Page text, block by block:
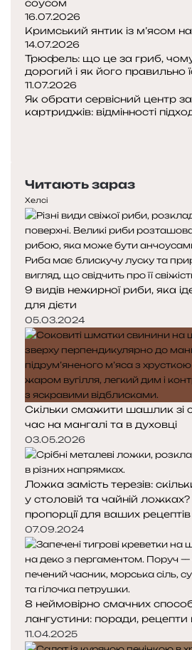
соусом
16.07.2026
Кримський янтик із м’ясом на
14.07.2026
Трюфель: що це за гриб, чому
дорогий і як його правильно
11.07.2026
Як обрати сервісний центр
картриджів: відмінності
Читають зараз
Хелсі
9 видів нежирної риби, яка
для дієти
05.03.2024
Скільки смажити шашлик зі
час на мангалі та в духовці
03.05.2026
Ложка замість терезів:
у столовій та чайній
пропорції для ваших рецептів
07.09.2024
8 неймовірно смачних
лангустини: поради, рецепти й
11.04.2025